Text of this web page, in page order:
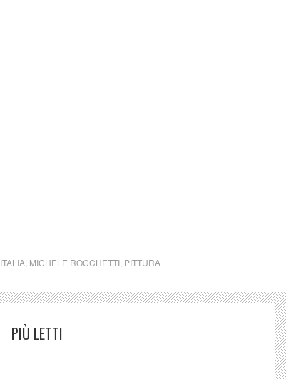
ITALIA MICHELE ROCCHETTI PITTURA
PIÙ LETTI